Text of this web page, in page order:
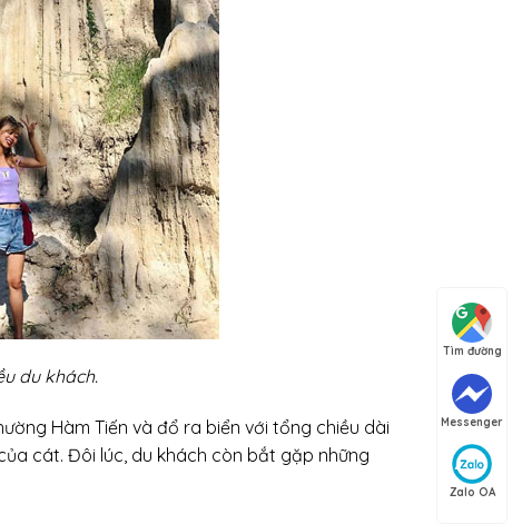
du khách.
Hàm Tiến và đổ ra biển với tổng chiều dài
cát. Đôi lúc, du khách còn bắt gặp những
Tìm đường
Messenger
Zalo OA